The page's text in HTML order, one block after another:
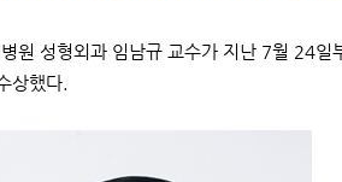
원 성형외과 임남규 교수가 지난 7월 24
상했다.